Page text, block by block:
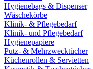
Hygienebags & Dispenser
Wäschekörbe
Klinik- & Pflegebedarf
Klinik- und Pflegebedarf
Hygienepapiere
Putz- & Mehrzwecktücher
Küchenrollen & Servietten